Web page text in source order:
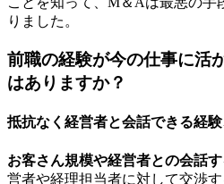
りました。
前職の経験が今の仕事に活
はありますか？
抵抗なく経営者と会話できる経
お客さん規模や経営者との会話
営者や経理担当者に対して交渉